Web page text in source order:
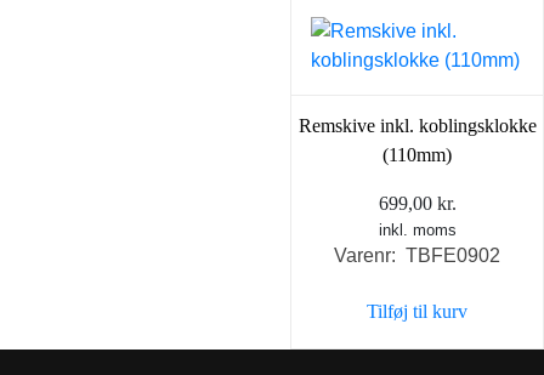
Remskive inkl. koblingsklokke
(110mm)
699,00 kr.
inkl. moms
Varenr: TBFE0902
Tilføj til kurv